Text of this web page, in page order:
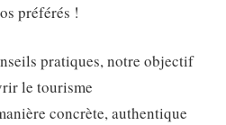
préférés !
pratiques, notre objectif
le tourisme
concrète, authentique